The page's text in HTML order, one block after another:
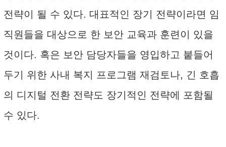
전략이 될 수 있다. 대표적인 장기 전략이라면 임
직원들을 대상으로 한 보안 교육과 훈련이 있을
것이다. 혹은 보안 담당자들을 영입하고 붙들어
두기 위한 사내 복지 프로그램 재검토나, 긴 호흡
의 디지털 전환 전략도 장기적인 전략에 포함될
수 있다.